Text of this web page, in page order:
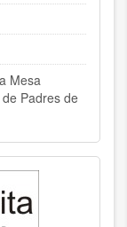
Mesa
Padres de